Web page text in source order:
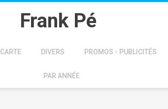
Frank Pé
CARTE DIVERS PROMOS - PUBLICITÉS
PAR ANNÉE